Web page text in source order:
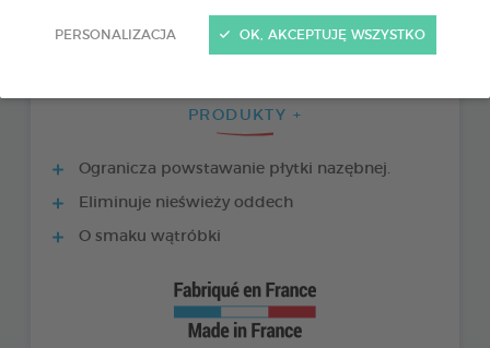
PERSONALIZACJA OK, AKCEPTUJĘ WSZYSTKO
PRODUKTY +
Ogranicza powstawanie płytki nazębnej.
Eliminuje nieświeży oddech
O smaku wątróbki